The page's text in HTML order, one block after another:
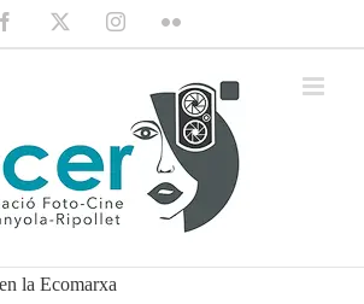
Facebook InstagramFlickr
la Ecomarxa